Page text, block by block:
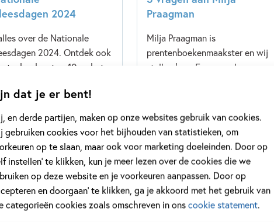
dat je er bent!
en derde partijen, maken op onze websites gebruik van cookies.
gebruiken cookies voor het bijhouden van statistieken, om
op te slaan, maar ook voor marketing doeleinden. Door op
instellen’ te klikken, kun je meer lezen over de cookies die we
op deze website en je voorkeuren aanpassen. Door op
en doorgaan’ te klikken, ga je akkoord met het gebruik van
categorieën cookies zoals omschreven in onscookie statement.
2024
over de Nationale
2024. Ontdek ook
top 10 en het
Praagman
Milja Praagman is
prentenboekenmaakster en wij
stellen haar 5 vragen. Lees meer
Lees meer
Bekijk alle artikelen